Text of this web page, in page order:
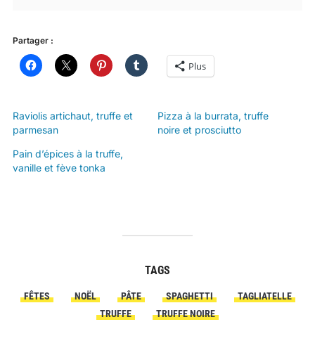
Partager :
Plus
Raviolis artichaut, truffe et
parmesan
Pizza à la burrata, truffe
noire et prosciutto
Pain d’épices à la truffe,
vanille et fève tonka
TAGS
FÊTES NOËL PÂTE SPAGHETTI
TAGLIATELLE
TRUFFE
TRUFFE NOIRE